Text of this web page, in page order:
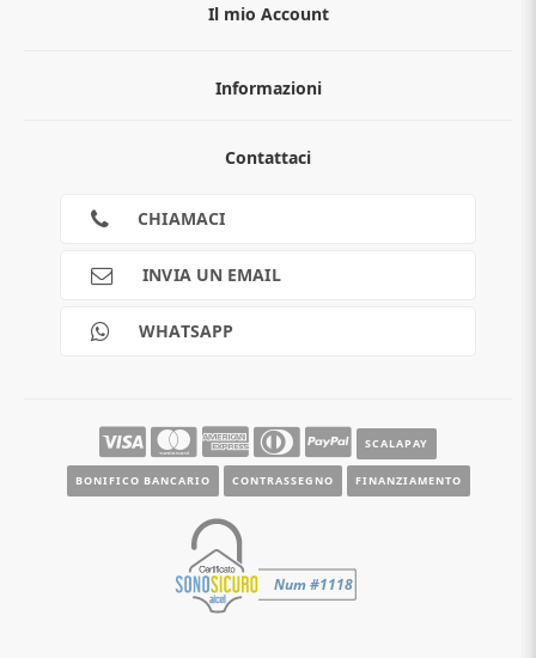
Il mio Account
Informazioni
Guida all'acquisto
Scalapay
Contattaci
CHIAMACI
INVIA UN EMAIL
WHATSAPP
SCALAPAY
BONIFICO BANCARIO CONTRASSEGNO FINANZIAMENTO